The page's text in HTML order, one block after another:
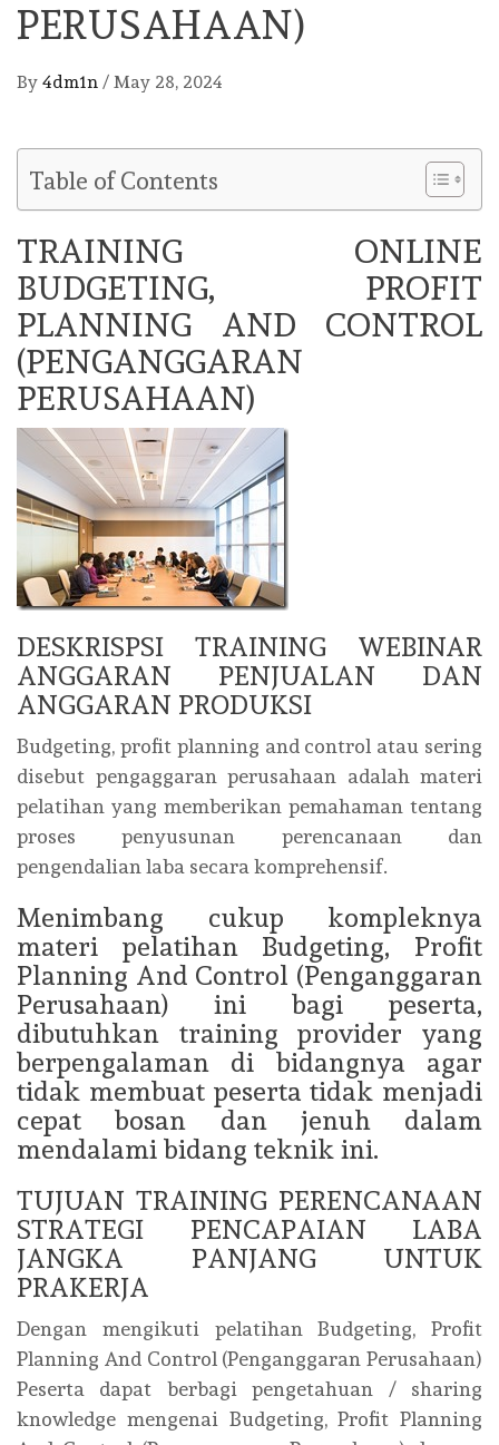
PERUSAHAAN)
By 4dm1n / May 28, 2024
Table of Contents
TRAINING ONLINE
BUDGETING, PROFIT
PLANNING AND CONTROL
(PENGANGGARAN
PERUSAHAAN)
DESKRISPSI TRAINING WEBINAR
ANGGARAN PENJUALAN DAN
ANGGARAN PRODUKSI
Budgeting, profit planning and control atau sering
disebut pengaggaran perusahaan adalah materi
pelatihan yang memberikan pemahaman tentang
proses penyusunan perencanaan dan
pengendalian laba secara komprehensif.
Menimbang cukup kompleknya
materi pelatihan Budgeting, Profit
Planning And Control (Penganggaran
Perusahaan) ini bagi peserta,
dibutuhkan training provider yang
berpengalaman di bidangnya agar
tidak membuat peserta tidak menjadi
cepat bosan dan jenuh dalam
mendalami bidang teknik ini.
TUJUAN TRAINING PERENCANAAN
STRATEGI PENCAPAIAN LABA
JANGKA PANJANG UNTUK
PRAKERJA
Dengan mengikuti pelatihan Budgeting, Profit
Planning And Control (Penganggaran Perusahaan)
Peserta dapat berbagi pengetahuan / sharing
knowledge mengenai Budgeting, Profit Planning